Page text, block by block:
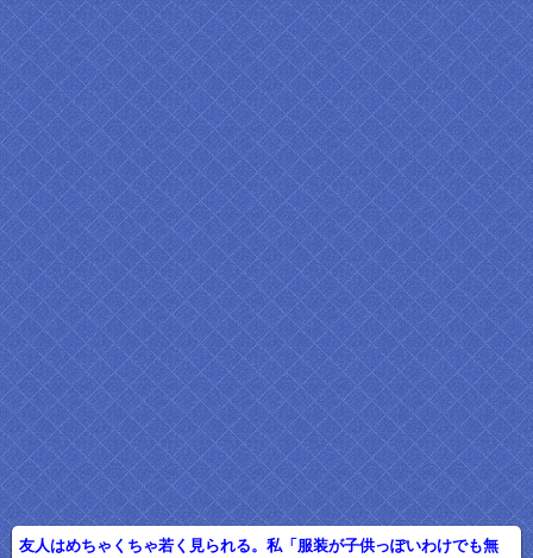
友人はめちゃくちゃ若く見られる。私「服装が子供っぽいわけでも無